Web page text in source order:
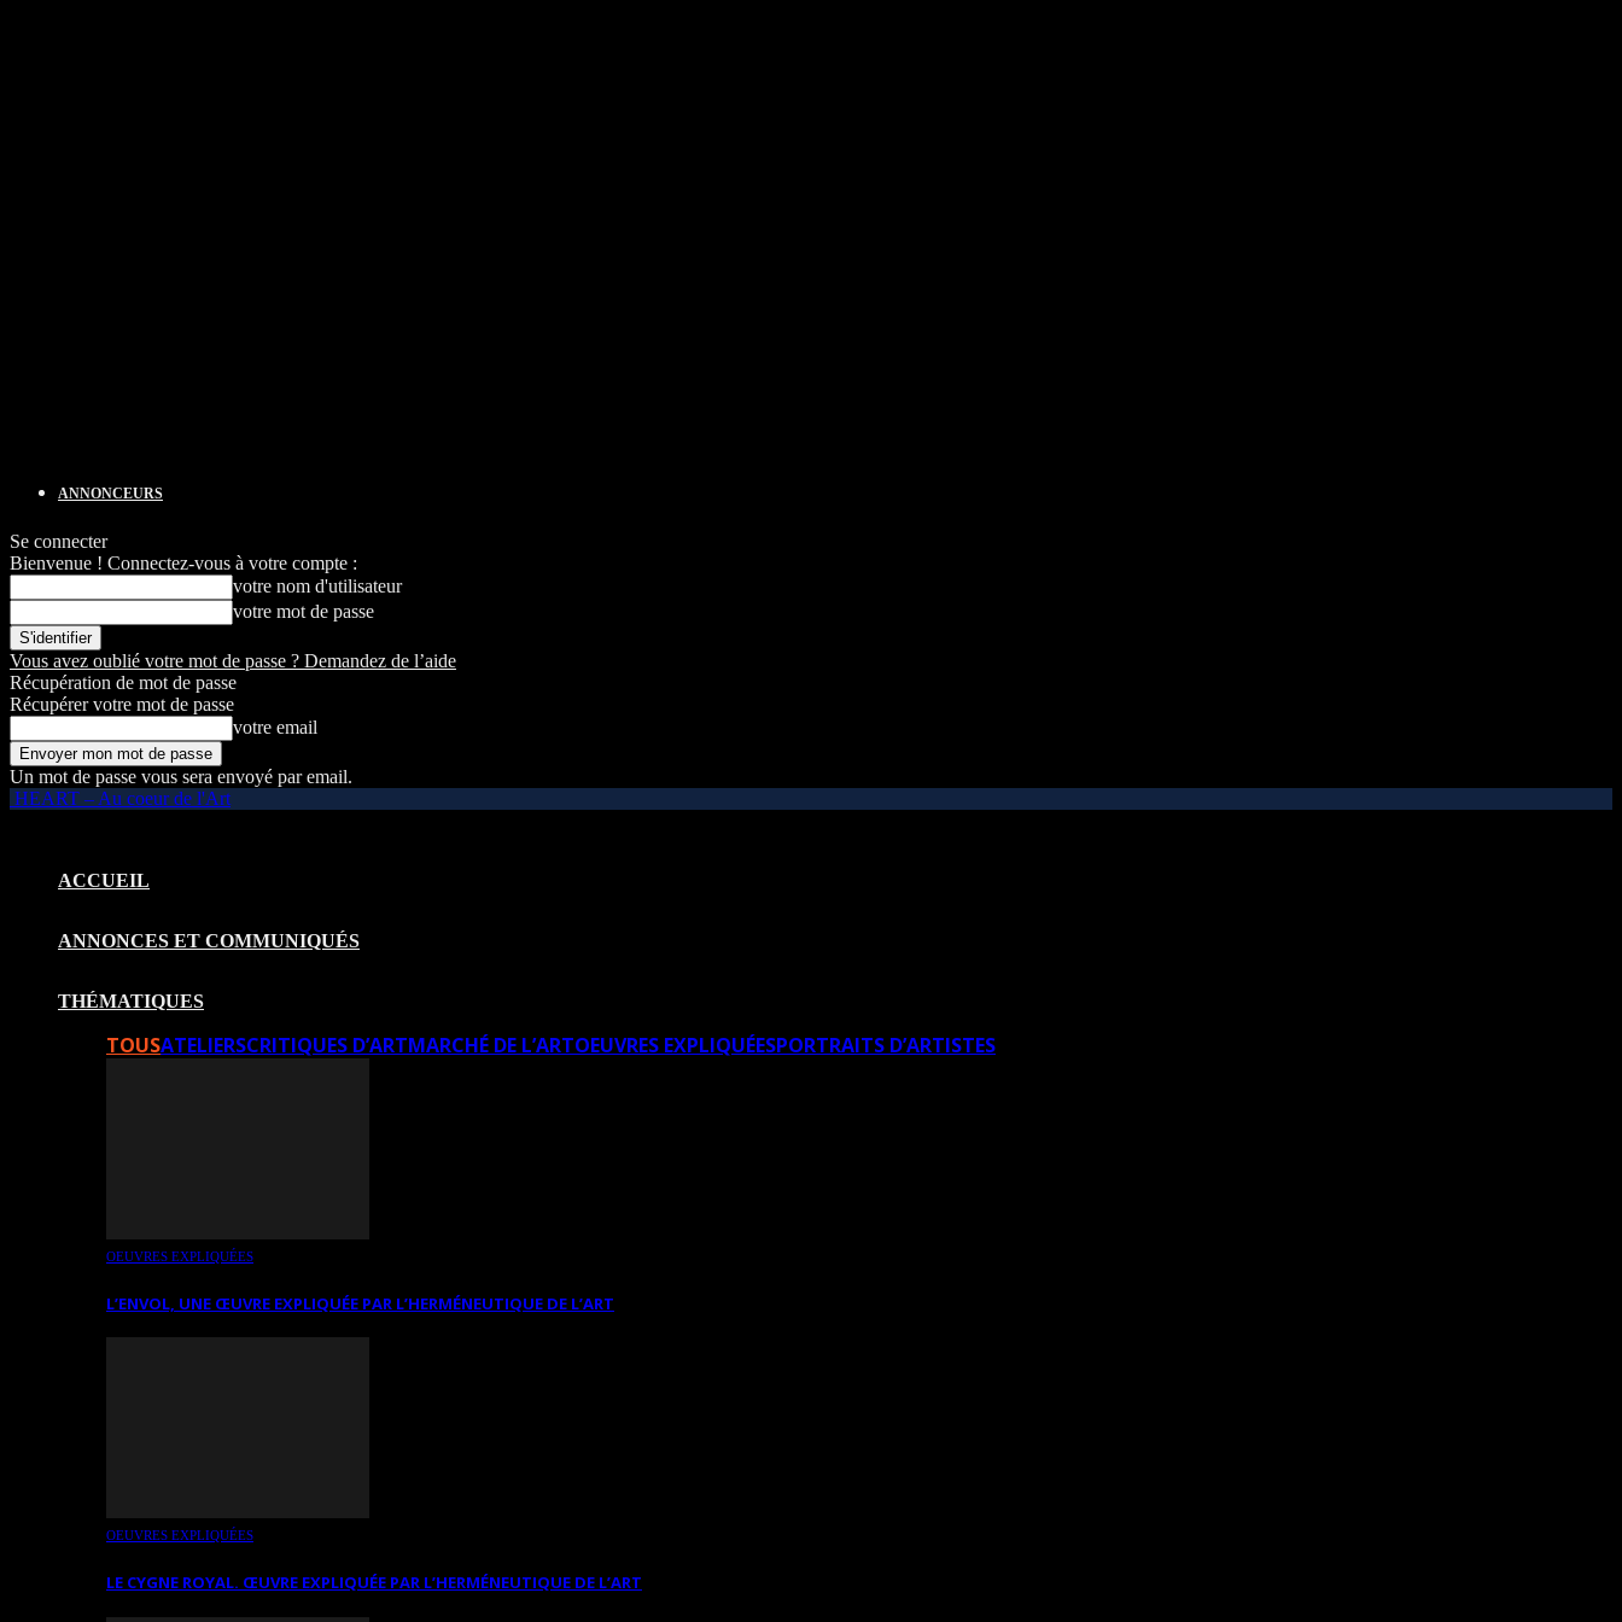
ANNONCEURS
Se connecter
Bienvenue ! Connectez-vous à votre compte :
votre nom d'utilisateur
votre mot de passe
Vous avez oublié votre mot de passe ? Demandez de l’aide
Récupération de mot de passe
Récupérer votre mot de passe
votre email
Un mot de passe vous sera envoyé par email.
HEART – Au coeur de l'Art
ACCUEIL
ANNONCES ET COMMUNIQUÉS
THÉMATIQUES
TOUSATELIERSCRITIQUES D’ARTMARCHÉ DE L’ARTOEUVRES EXPLIQUÉESPORTRAITS D’ARTISTES
OEUVRES EXPLIQUÉES
L’ENVOL, UNE ŒUVRE EXPLIQUÉE PAR L’HERMÉNEUTIQUE DE L’ART
OEUVRES EXPLIQUÉES
LE CYGNE ROYAL. ŒUVRE EXPLIQUÉE PAR L’HERMÉNEUTIQUE DE L’ART